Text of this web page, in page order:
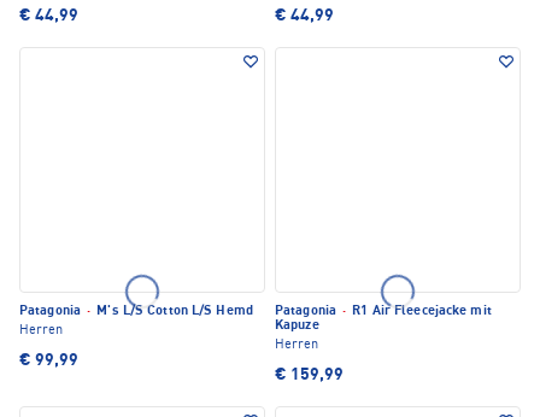
€ 44,99 € 44,99
Patagonia · M's L/S Cotton L/S Hemd
Herren
€ 99,99
Patagonia · R1 Air Fleecejacke mit
Kapuze
Herren
€ 159,99